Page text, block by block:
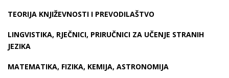
TEORIJA KNJIŽEVNOSTI I PREVODILAŠTVO
LINGVISTIKA, RJEČNICI, PRIRUČNICI ZA UČENJE STRANIH
JEZIKA
MATEMATIKA, FIZIKA, KEMIJA, ASTRONOMIJA